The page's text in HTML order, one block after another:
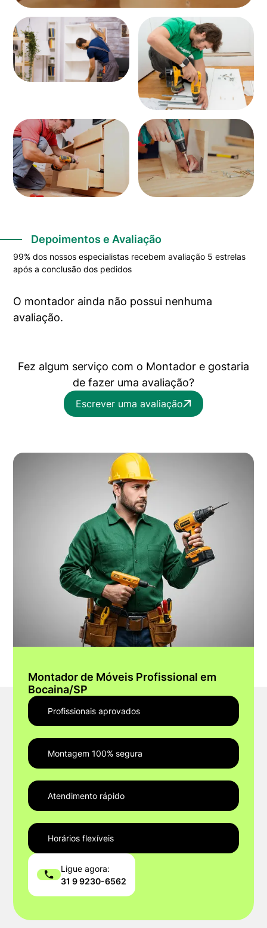
Depoimentos e Avaliação
99% dos nossos especialistas recebem avaliação 5 estrelas
após a conclusão dos pedidos
O montador ainda não possui nenhuma
avaliação.
Fez algum serviço com o Montador e gostaria
de fazer uma avaliação?
Escrever uma avaliação
Montador de Móveis Profissional em
Bocaina/SP
Profissionais aprovados
Montagem 100% segura
Atendimento rápido
Horários flexíveis
Ligue agora:
31 9 9230-6562